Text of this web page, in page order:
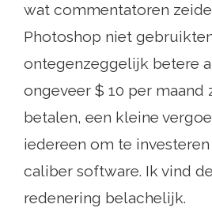
wat commentatoren
Photoshop niet
ontegenzeggelijk betere
ongeveer $ 10 per maand
betalen, een kleine
iedereen om te
caliber software. Ik vind
redenering belachelijk.